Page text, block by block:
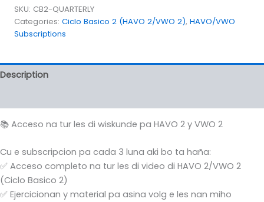
Abbonement
pa
cada
(Ciclo
Basico
SKU: CB2-QUARTERLY
Categories: Ciclo Basico 2 (HAVO 2/VWO 2), HAVO/VWO
Subscriptions
Description
📚 Acceso na tur les di wiskunde pa HAVO 2 y VWO 2
Cu e subscripcion pa cada 3 luna aki bo ta haña:
✅ Acceso completo na tur les di video di HAVO 2/VWO 2
(Ciclo Basico 2)
✅ Ejercicionan y material pa asina volg e les nan miho